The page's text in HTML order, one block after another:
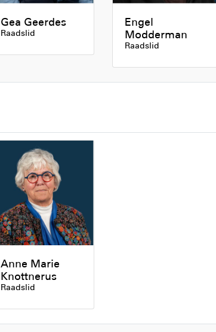
Gea Geerdes
Raadslid
Engel
Modderman
Raadslid
Anne Marie
Knottnerus
Raadslid